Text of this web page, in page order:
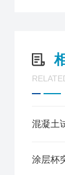
涂层杯